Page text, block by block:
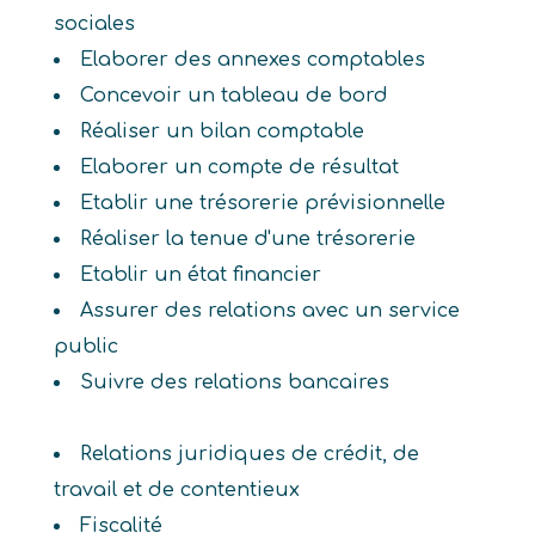
sociales
Elaborer des annexes comptables
Concevoir un tableau de bord
Réaliser un bilan comptable
Elaborer un compte de résultat
Etablir une trésorerie prévisionnelle
Réaliser la tenue d'une trésorerie
Etablir un état financier
Assurer des relations avec un service
public
Suivre des relations bancaires
Relations juridiques de crédit, de
travail et de contentieux
Fiscalité